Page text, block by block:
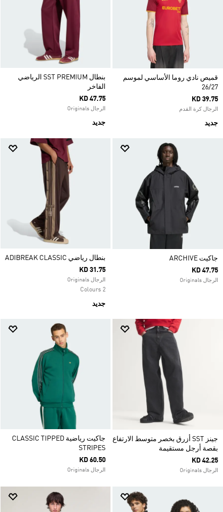
قميص نادي روما الأساسي لموسم
26/27
KD 39.75
الرجال كرة القدم
جديد
بنطال SST PREMIUM الرياضي
الفاخر
KD 47.75
الرجال Originals
جديد
جاكيت ARCHIVE
KD 47.75
الرجال Originals
بنطال رياضي ADIBREAK CLASSIC
KD 31.75
الرجال Originals
2 Colours
جديد
جينز SST أزرق بخصر متوسط الارتفاع
بقصة أرجل مستقيمة
KD 42.25
الرجال Originals
جاكيت رياضية CLASSIC TIPPED
STRIPES
KD 60.50
الرجال Originals